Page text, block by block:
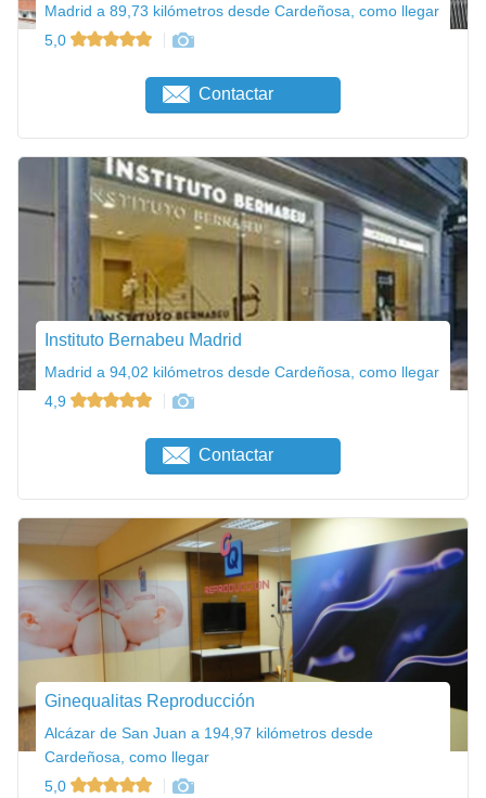
Madrid a 89,73 kilómetros desde Cardeñosa, como llegar
5,0
Contactar
Instituto Bernabeu Madrid
Madrid a 94,02 kilómetros desde Cardeñosa, como llegar
4,9
Contactar
Ginequalitas Reproducción
Alcázar de San Juan a 194,97 kilómetros desde
Cardeñosa, como llegar
5,0